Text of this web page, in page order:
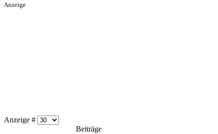
Anzeige
Anzeige #
Beiträge